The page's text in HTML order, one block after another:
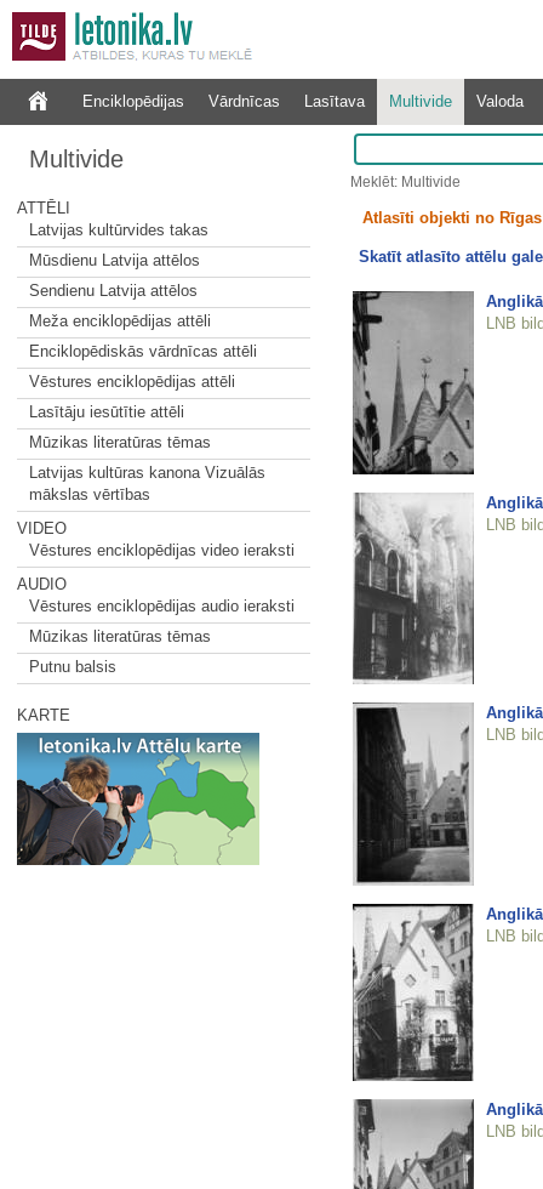
Enciklopēdijas Vārdnīcas Lasītava Multivide Valoda
Multivide
ATTĒLI
Latvijas kultūrvides takas
Mūsdienu Latvija attēlos
Sendienu Latvija attēlos
Meža enciklopēdijas attēli
Enciklopēdiskās vārdnīcas attēli
Vēstures enciklopēdijas attēli
Lasītāju iesūtītie attēli
Mūzikas literatūras tēmas
Latvijas kultūras kanona Vizuālās
mākslas vērtības
VIDEO
Vēstures enciklopēdijas video ieraksti
AUDIO
Vēstures enciklopēdijas audio ieraksti
Mūzikas literatūras tēmas
Putnu balsis
KARTE
Meklēt: Multivide
Atlasīti objekti no
Skatīt atlasīto attēlu
LNB
LNB
LNB
LNB
LNB